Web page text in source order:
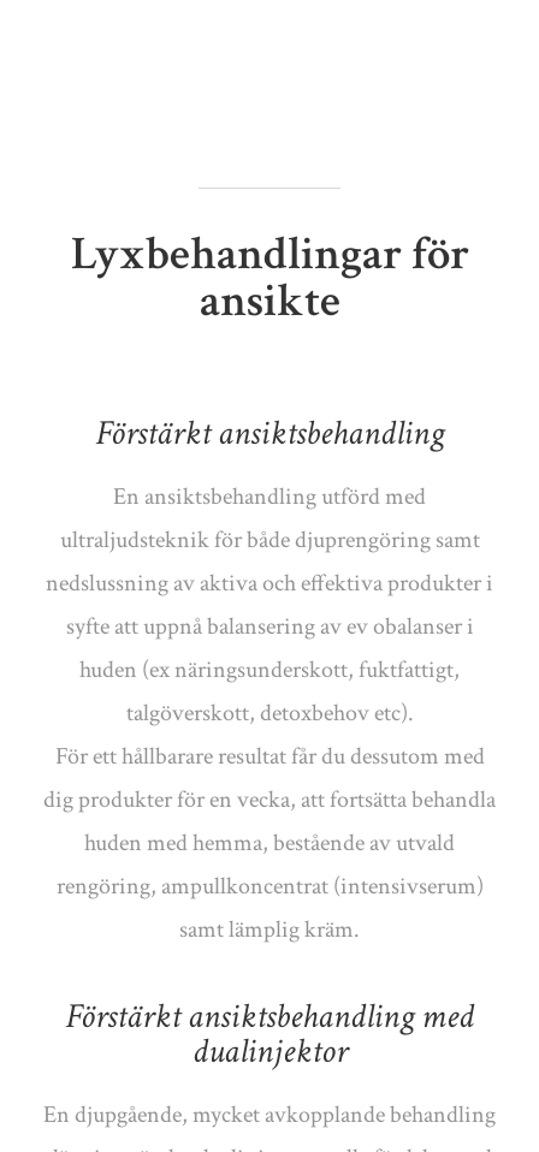
Lyxbehandlingar för
ansikte
Förstärkt ansiktsbehandling​
En ansiktsbehandling utförd med
ultraljudsteknik för både djuprengöring samt
nedslussning av aktiva och effektiva produkter i
syfte att uppnå balansering av ev obalanser i
huden (ex näringsunderskott, fuktfattigt,
talgöverskott, detoxbehov etc).
För ett hållbarare resultat får du dessutom med
dig produkter för en vecka, att fortsätta behandla
huden med hemma, bestående av utvald
rengöring, ampullkoncentrat (intensivserum)
samt lämplig kräm.
Förstärkt ansiktsbehandling med
dualinjektor
En djupgående, mycket avkopplande behandling